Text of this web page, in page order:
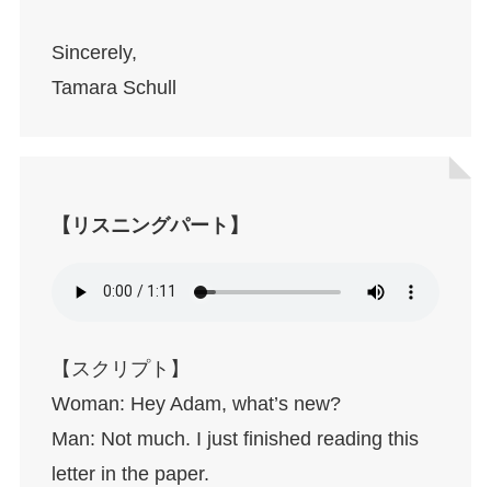
Sincerely,
Tamara Schull
【リスニングパート】
【スクリプト】
Woman: Hey Adam, what’s new?
Man: Not much. I just finished reading this
letter in the paper.